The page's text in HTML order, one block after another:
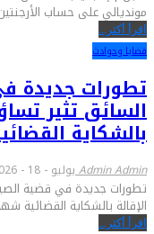
مونديالي على حساب
اقرأ أكثر...
قضايا وحوادث
تطورات جديدة
السائق تثير
بالشكاية
Admin Admin يوليو - 18 - 2026
تطورات جديدة في قضية
الإقالة بالشكاية القضائية
اقرأ أكثر...